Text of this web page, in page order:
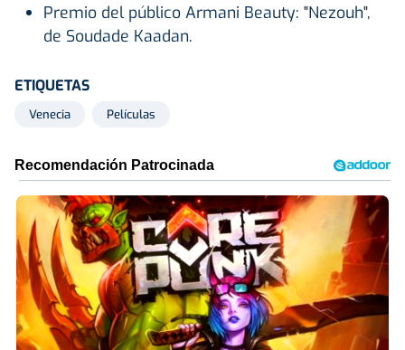
Premio del público Armani Beauty: "Nezouh",
de Soudade Kaadan.
ETIQUETAS
Venecia Películas